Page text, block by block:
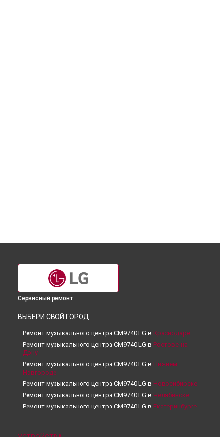
Сервисный ремонт
ВЫБЕРИ СВОЙ ГОРОД
Ремонт музыкального центра CM9740 LG в Краснодаре
Ремонт музыкального центра CM9740 LG в Ростове-на-
Дону
Ремонт музыкального центра CM9740 LG в Нижнем
Новгороде
Ремонт музыкального центра CM9740 LG в Новосибирске
Ремонт музыкального центра CM9740 LG в Челябинске
Ремонт музыкального центра CM9740 LG в Екатеринбурге